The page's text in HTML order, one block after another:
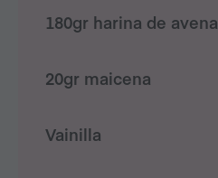
180gr harina de avena
20gr maicena
Vainilla